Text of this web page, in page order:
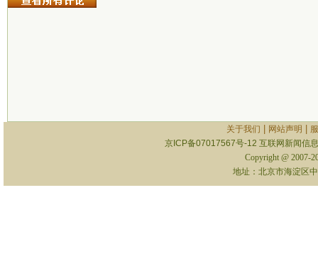
关于我们 网站声明
京ICP备07017567号-12 互联网新闻信
Copyright @ 2007-
地址：北京市海淀区